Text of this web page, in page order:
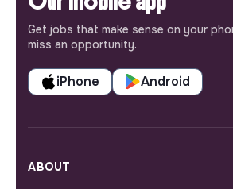
Get jobs that make sense on your
miss an opportunity.
iPhone Android
ABOUT